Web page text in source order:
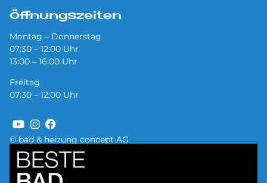
© bad & heizung concept AG
Öffnungszeiten
Montag – Donnerstag
07:30 – 12:00 Uhr
13:00 – 16:00 Uhr
Freitag
07:30 – 12:00 Uhr